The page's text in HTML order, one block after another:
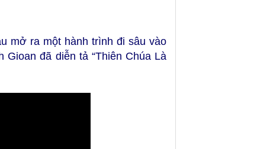
mở ra một hành trình đi sâu vào
đã diễn tả “Thiên Chúa Là